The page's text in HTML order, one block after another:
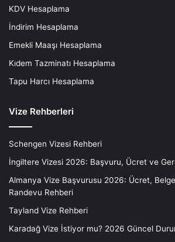
KDV Hesaplama
İndirim Hesaplama
Emekli Maaşı Hesaplama
Kıdem Tazminatı Hesaplama
Tapu Harcı Hesaplama
Vize Rehberleri
Schengen Vizesi Rehberi
İngiltere Vizesi 2026: Başvuru, Ücret ve
Almanya Vize Başvurusu 2026: Ücret,
Randevu Rehberi
Tayland Vize Rehberi
Karadağ Vize İstiyor mu? 2026 Güncel